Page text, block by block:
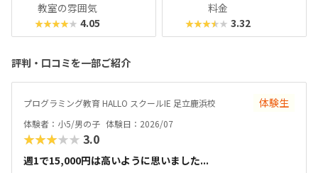
教室の雰囲気
★★★★★ 4.05
料金
★★★★★ 3.32
評判・口コミを一部ご紹介
プログラミング教育 HALLO スクールIE 足立鹿浜校 体験生
体験者：小5/男の子 体験日：2026/07
★★★★★ 3.0
週1で15,000円は高いように思いました...